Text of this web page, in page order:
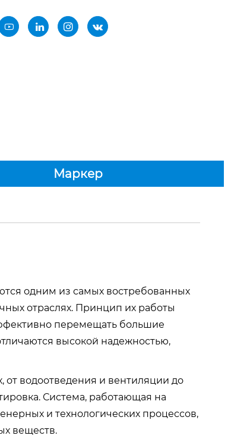
   
Маркер
одним из самых востребованных
отраслях. Принцип их работы
перемещать большие
высокой надежностью,
от водоотведения и вентиляции до
Система, работающая на
и технологических процессов,
веществ.